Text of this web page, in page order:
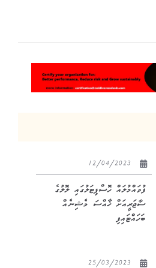
ފުވައްމުލައް ހޮސްޕިޓަލުގައި ލޮލުގެ
ސާޖަރީއަށް ޚާއްސަ މެޝިނެއް
ބަހައްޓައިފި